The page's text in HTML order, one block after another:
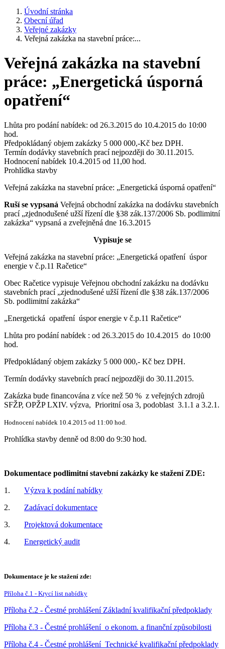
Úvodní stránka
Obecní úřad
Veřejné zakázky
Veřejná zakázka na stavební práce:...
Veřejná zakázka na stavební
práce: „Energetická úsporná
opatření“
Lhůta pro podání nabídek: od 26.3.2015 do 10.4.2015 do 10:00
hod.
Předpokládaný objem zakázky 5 000 000,-Kč bez DPH.
Termín dodávky stavebních prací nejpozději do 30.11.2015.
Hodnocení nabídek 10.4.2015 od 11,00 hod.
Prohlídka stavby
Veřejná zakázka na stavební práce: „Energetická úsporná opatření“
Ruší se vypsaná Veřejná obchodní zakázka na dodávku stavebních
prací „zjednodušené užší řízení dle §38 zák.137/2006 Sb. podlimitní
zakázka“ vypsaná a zveřejněná dne 16.3.2015
Vypisuje se
Veřejná zakázka na stavební práce: „Energetická opatření úspor
energie v č.p.11 Račetice“
Obec Račetice vypisuje Veřejnou obchodní zakázku na dodávku
stavebních prací „zjednodušené užší řízení dle §38 zák.137/2006
Sb. podlimitní zakázka“
„Energetická opatření úspor energie v č.p.11 Račetice“
Lhůta pro podání nabídek : od 26.3.2015 do 10.4.2015 do 10:00
hod.
Předpokládaný objem zakázky 5 000 000,- Kč bez DPH.
Termín dodávky stavebních prací nejpozději do 30.11.2015.
Zakázka bude financována z více než 50 % z veřejných zdrojů
SFŽP, OPŽP LXIV. výzva, Prioritní osa 3, podoblast 3.1.1 a 3.2.1.
Hodnocení nabídek 10.4.2015 od 11:00 hod.
Prohlídka stavby denně od 8:00 do 9:30 hod.
Dokumentace podlimitní stavební zakázky ke stažení ZDE:
1. Výzva k podání nabídky
2. Zadávací dokumentace
3. Projektová dokumentace
4. Energetický audit
Dokumentace je ke stažení zde:
Příloha č.1 - Krycí list nabídky
Příloha č.2 - Čestné prohlášení Základní kvalifikační předpoklady
Příloha č.3 - Čestné prohlášení o ekonom. a finanční způsobilosti
Příloha č.4 - Čestné prohlášení Technické kvalifikační předpoklady